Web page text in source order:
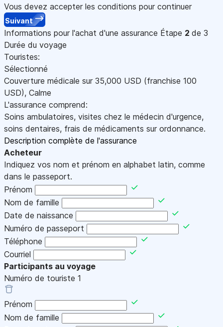
Vous devez accepter les conditions pour continuer
Suivant
Informations pour l'achat d'une assurance Étape 2 de 3
Durée du voyage
Touristes:
Sélectionné
Couverture médicale sur 35,000 USD (franchise 100
USD), Calme
L'assurance comprend:
Soins ambulatoires, visites chez le médecin d'urgence,
soins dentaires, frais de médicaments sur ordonnance.
Description complète de l'assurance
Acheteur
Indiquez vos nom et prénom en alphabet latin, comme
dans le passeport.
Prénom
Nom de famille
Date de naissance
Numéro de passeport
Téléphone
Courriel
Participants au voyage
Numéro de touriste 1
Prénom
Nom de famille